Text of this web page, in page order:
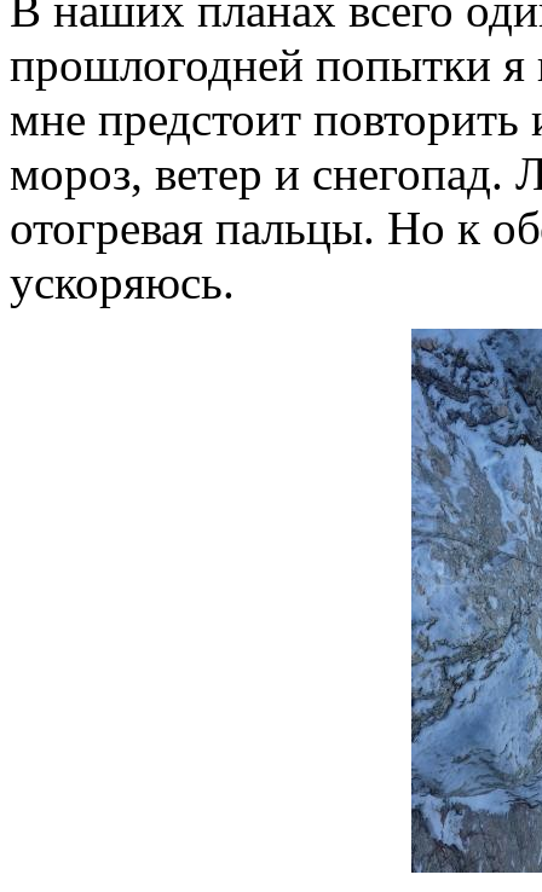
В наших планах всего
прошлогодней попытки я
мне предстоит повторить
мороз, ветер и снегопад.
отогревая пальцы. Но к
ускоряюсь.